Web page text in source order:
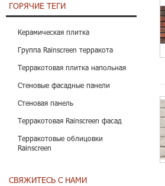
ГОРЯЧИЕ ТЕГИ
Керамическая плитка
Группа Rainscreen терракота
Терракотовая плитка напольная
Стеновые фасадные панели
Стеновая панель
Терракотовая Rainscreen фасад
Терракотовые облицовки
Rainscreen
СВЯЖИТЕСЬ С НАМИ